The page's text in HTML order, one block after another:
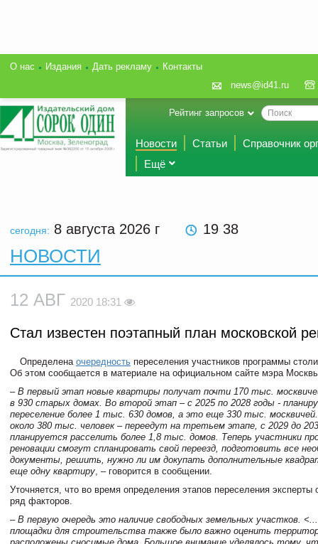
О нас Издания Дать рекламу
Контакты
news@id41.ru
Рейтинг запросов
Новости Статьи
Справочник
Ещё
сегодня: 8 августа 2026 г 19 38
НОВОСТИ
12 АВГ 2020 18:31
Стал известен поэтапный план московской
Определена очередность переселения участников программы
Об этом сообщается в материале на официальном сайте мэра
– В первый этап новые квартиры получат почти 170 тыс.
в 930 старых домах. Во второй этап – с 2025 по 2028 годы -
переселение более 1 тыс. 630 домов, а это еще 330 тыс.
около 380 тыс. человек – переедут на третьем этапе, с 2029 до
планируется расселить более 1,8 тыс. домов. Теперь участники
реновации смогут спланировать свой переезд, подготовить все
документы, решить, нужно ли им докупать дополнительные
еще одну квартиру , – говорится в сообщении.
Уточняется, что во время определения этапов переселения эксперты
ряд факторов.
– В первую очередь это наличие свободных земельных участков.
площадки для строительства также было важно оценить